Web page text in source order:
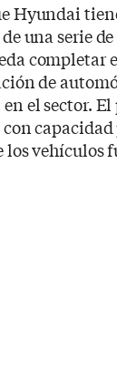
Hyundai
una serie
completar
de
el sector. El
capacidad
los vehículos